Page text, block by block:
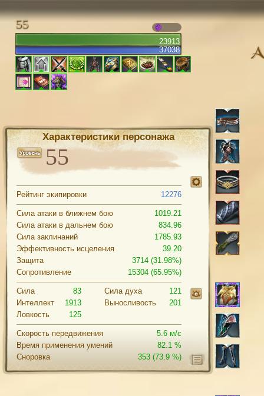
23913
37038
55
Характеристики персонажа
Рейтинг экипировки 12276
Сила атаки в ближнем бою
1019.21
Сила атаки в дальнем бою
834.96
Сила заклинаний
1785.93
Эффективность исцеления
39.20
Защита
3714 (31.98%)
Сопротивление
15304 (65.95%)
Сила
83
Интеллект
1913
Ловкость
125
Cила духа
121
Выносливость
201
Скорость передвижения
5.6 м/с
Время применения умений
82.1 %
Сноровка
(73.9 %)
353